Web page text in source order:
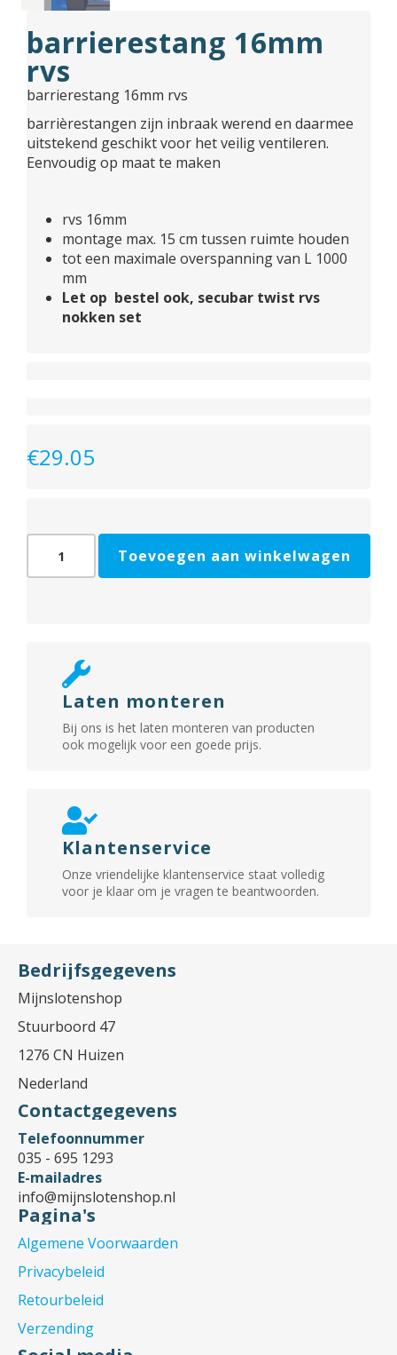
barrierestang 16mm
rvs
barrierestang 16mm rvs
barrièrestangen zijn inbraak werend en daarmee
uitstekend geschikt voor het veilig ventileren.
Eenvoudig op maat te maken
rvs 16mm
montage max. 15 cm tussen ruimte houden
tot een maximale overspanning van L 1000
mm
Let op bestel ook, secubar twist rvs
nokken set
€29.05
barrierestang
16mm
rvs
Toevoegen aan winkelwagen
Laten monteren
Bij ons is het laten monteren van producten
ook mogelijk voor een goede prijs.
Klantenservice
Onze vriendelijke klantenservice staat volledig
voor je klaar om je vragen te beantwoorden.
Bedrijfsgegevens
Mijnslotenshop
Stuurboord 47
1276 CN Huizen
Nederland
Contactgegevens
Telefoonnummer
035 - 695 1293
E-mailadres
info@mijnslotenshop.nl
Pagina's
Algemene Voorwaarden
Privacybeleid
Retourbeleid
Verzending